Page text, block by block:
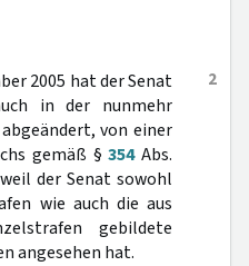
2
2005 hat der Senat
in der nunmehr
von einer
gemäß §354Abs.
der Senat sowohl
wie auch die aus
gebildete
angesehen hat.